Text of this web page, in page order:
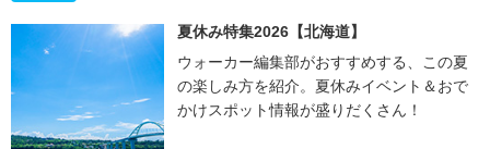
夏休み特集2026【北海道】
ウォーカー編集部がおすすめする、この夏
の楽しみ方を紹介。夏休みイベント＆おで
かけスポット情報が盛りだくさん！